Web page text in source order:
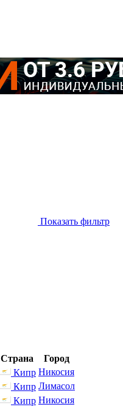
Показать фильтр
Страна
Город
Кипр Никосия
Кипр Лимасол
Кипр Никосия